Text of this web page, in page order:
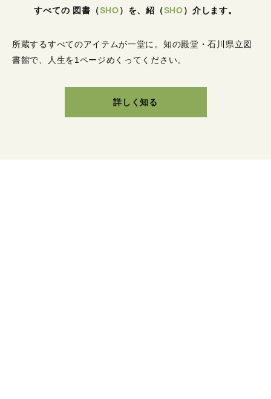
すべての 図書 （SHO） を、紹 （SHO） 介します。
所蔵するすべてのアイテムが一堂に。 知の殿堂・石川県立図
書館で、人生を1ページめくってください。
詳しく知る